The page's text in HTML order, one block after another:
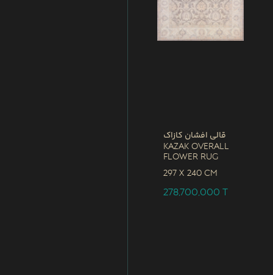
قالی افشان کازاک
Kazak Overall
Flower Rug
297 x 240 CM
278,700,000T